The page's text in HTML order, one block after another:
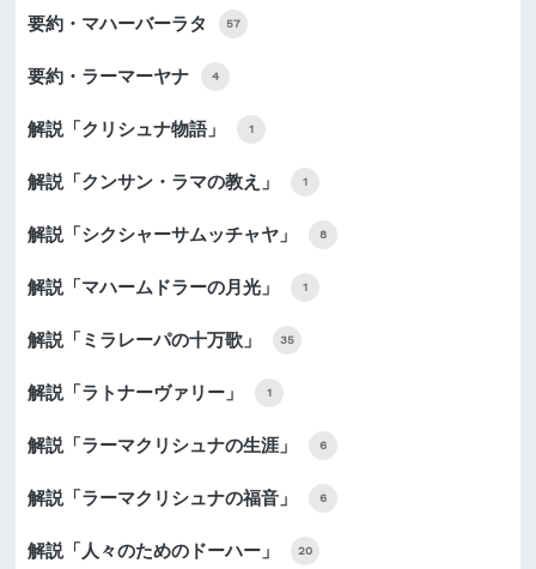
要約・マハーバーラタ 57
要約・ラーマーヤナ 4
解説「クリシュナ物語」 1
解説「クンサン・ラマの教え」 1
解説「シクシャーサムッチャヤ」 8
解説「マハームドラーの月光」 1
解説「ミラレーパの十万歌」 35
解説「ラトナーヴァリー」 1
解説「ラーマクリシュナの生涯」 6
解説「ラーマクリシュナの福音」 6
解説「人々のためのドーハー」 20